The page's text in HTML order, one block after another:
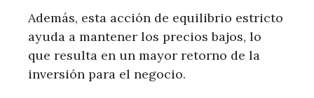
Además, esta acción de equilibrio estricto
ayuda a mantener los precios bajos, lo
que resulta en un mayor retorno de la
inversión para el negocio.